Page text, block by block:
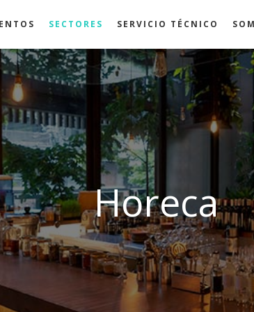
SECTORES SERVICIO TÉCNICO
Horeca